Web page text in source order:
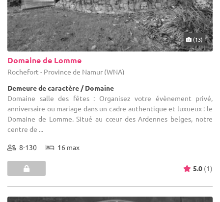
(13)
Domaine de Lomme
Rochefort - Province de Namur (WNA)
Demeure de caractère / Domaine
Domaine salle des fêtes : Organisez votre évènement privé,
anniversaire ou mariage dans un cadre authentique et luxueux : le
Domaine de Lomme. Situé au cœur des Ardennes belges, notre
centre de ...
8-130 16 max
5.0 (1)